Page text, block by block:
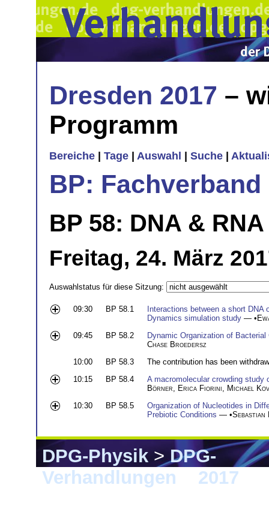
Dresden 2017 –
Programm
Bereiche Tage Auswahl Suche
BP:
BP 58: DNA & RNA
Freitag, 24. März
Auswahlstatus für diese Sitzung:
09:30 BP 58.1
Interactions between a short DNA
Dynamics simulation study — •
09:45
BP 58.2
Dynamic Organization of
Chase Broedersz
10:00
BP 58.3
The contribution has been
10:15
BP 58.4
A macromolecular crowding
Börner
Erica Fiorini
Michael
10:30
BP 58.5
Organization of Nucleotides in
Prebiotic Conditions — •Sebastian
DPG-Physik>DPG-
Verhandlungen
2017